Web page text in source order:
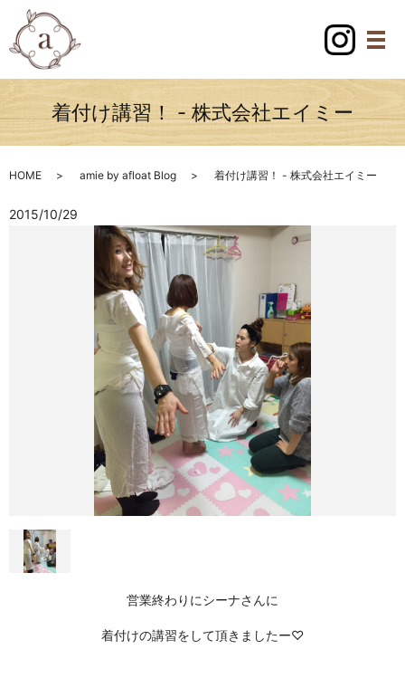
着付け講習！ - 株式会社エイミー
HOME amie by afloat Blog 着付け講習！ - 株式会社エイミー
2015/10/29
営業終わりにシーナさんに
着付けの講習をして頂きましたー♡